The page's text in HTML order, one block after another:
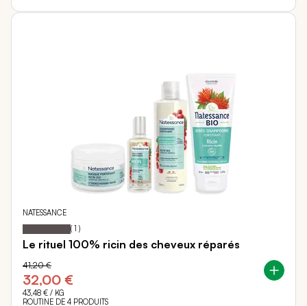
NATESSANCE
Notation: 100
% of
( 1 )
Le rituel 100% ricin des cheveux réparés
32,00 €
41,20 €
43,48 € / KG
ROUTINE DE 4 PRODUITS